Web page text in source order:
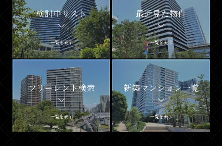
検討中リスト
一覧を表示
最近見た物件
一覧を表示
フリーレント検索
一覧を表示
新築マンション一覧
一覧を表示